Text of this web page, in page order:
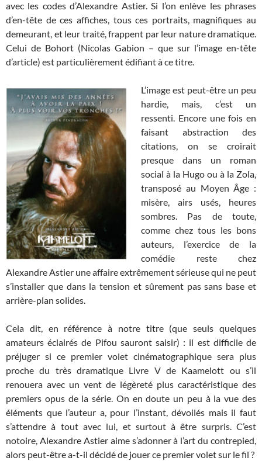
avec les codes d’Alexandre Astier. Si l’on enlève les phrases
d’en-tête de ces affiches, tous ces portraits, magnifiques au
demeurant, et leur traité, frappent par leur nature dramatique.
Celui de Bohort (Nicolas Gabion – que sur l’image en-tête
d’article) est particulièrement édifiant à ce titre.
L’image est peut-être un peu
hardie, mais, c’est un
ressenti. Encore une fois en
faisant abstraction des
citations, on se croirait
presque dans un roman
social à la Hugo ou à la Zola,
transposé au Moyen Âge :
misère, airs usés, heures
sombres. Pas de toute,
comme chez tous les bons
auteurs, l’exercice de la
comédie reste chez
Alexandre Astier une affaire extrêmement sérieuse qui ne peut
s’installer que dans la tension et sûrement pas sans base et
arrière-plan solides.
Cela dit, en référence à notre titre (que seuls quelques
amateurs éclairés de Pifou sauront saisir) : il est difficile de
préjuger si ce premier volet cinématographique sera plus
proche du très dramatique Livre V de Kaamelott ou s’il
renouera avec un vent de légèreté plus caractéristique des
premiers opus de la série. On en doute un peu à la vue des
éléments que l’auteur a, pour l’instant, dévoilés mais il faut
s’attendre à tout avec lui, et surtout à être surpris. C’est
notoire, Alexandre Astier aime s’adonner à l’art du contrepied,
alors peut-être a-t-il décidé de jouer ce premier volet sur le fil ?